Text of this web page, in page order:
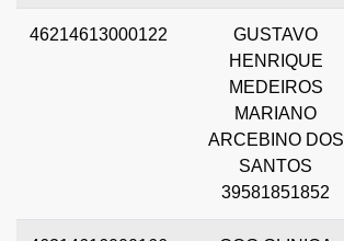
46214613000122
GUSTAVO
HENRIQUE
MEDEIROS
MARIANO
ARCEBINO DOS
SANTOS
39581851852